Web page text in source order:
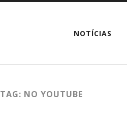
NOTÍCIAS
TAG: NO YOUTUBE